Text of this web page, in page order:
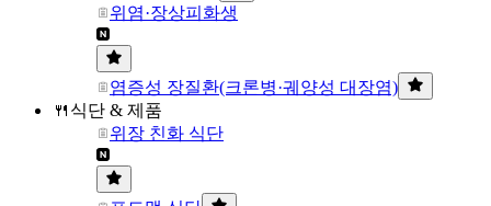
위염·장상피화생
염증성 장질환(크론병·궤양성 대장염)
🍴식단 & 제품
위장 친화 식단